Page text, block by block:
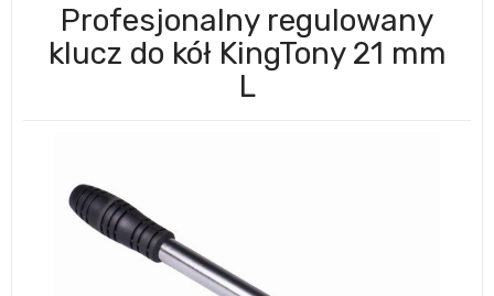
Profesjonalny regulowany
klucz do kół KingTony 21 mm
L